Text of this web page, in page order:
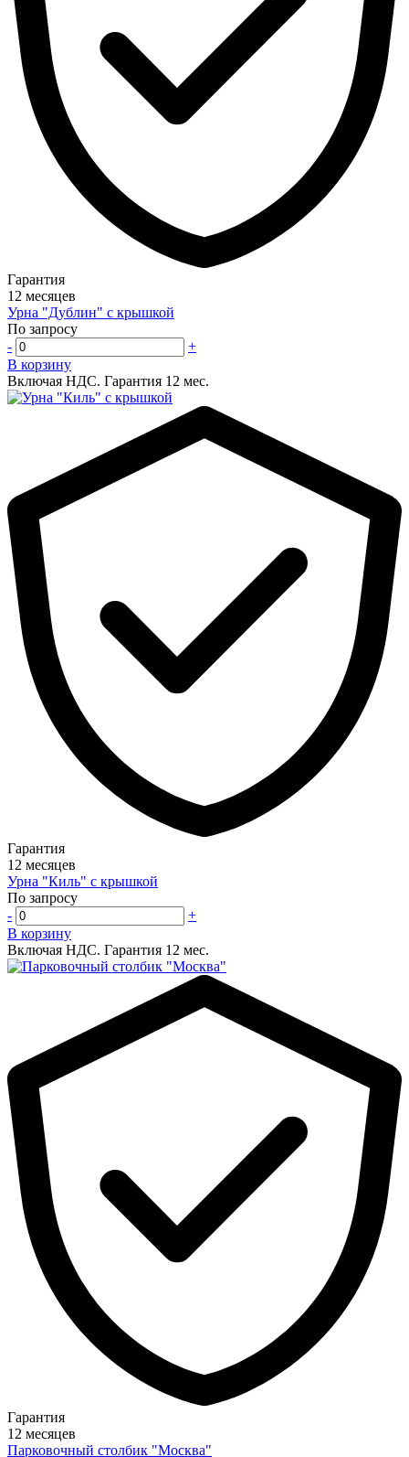
Гарантия
12 месяцев
Урна "Дублин" с крышкой
По запросу
-
+
В корзину
Включая НДС. Гарантия 12 мес.
Гарантия
12 месяцев
Урна "Киль" с крышкой
По запросу
-
+
В корзину
Включая НДС. Гарантия 12 мес.
Гарантия
12 месяцев
Парковочный столбик "Москва"